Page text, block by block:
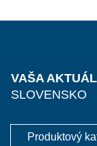
VAŠA
SLOVENSKO
Produktový